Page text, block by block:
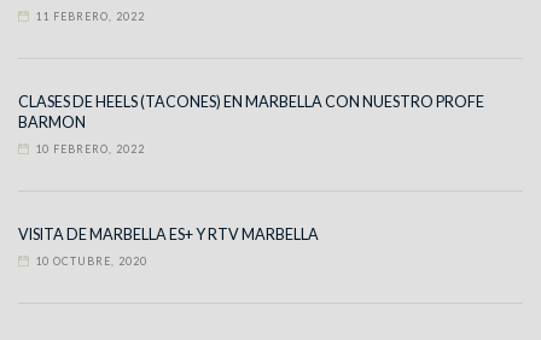
11 FEBRERO, 2022
CLASES DE HEELS (TACONES) EN MARBELLA CON NUESTRO PROFE
BARMON
10 FEBRERO, 2022
VISITA DE MARBELLA ES+ Y RTV MARBELLA
10 OCTUBRE, 2020